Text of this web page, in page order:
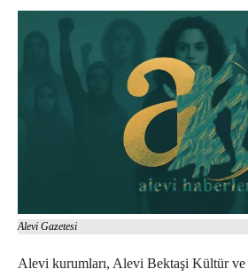
Alevi Gazetesi
Alevi kurumları, Alevi Bektaşi Kültür ve